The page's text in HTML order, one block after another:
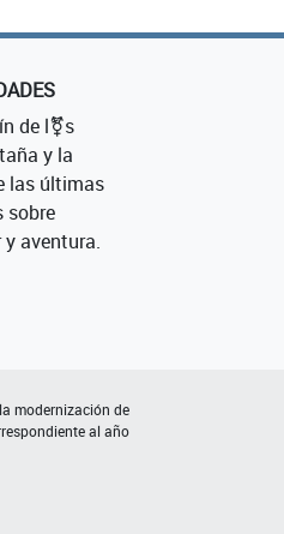
de l⚧s
y la
las últimas
sobre
aventura.
modernización de
al año